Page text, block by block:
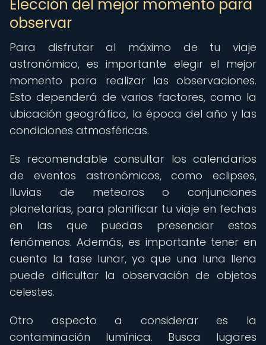
Elección del mejor momento para
observar
Para disfrutar al máximo de tu viaje
astronómico, es importante elegir el mejor
momento para realizar las observaciones.
Esto dependerá de varios factores, como la
ubicación geográfica, la época del año y las
condiciones atmosféricas.
Es recomendable consultar los calendarios
de eventos astronómicos, como eclipses,
lluvias de meteoros o conjunciones
planetarias, para planificar tu viaje en fechas
en las que puedas presenciar estos
fenómenos. Además, es importante tener en
cuenta la fase lunar, ya que una luna llena
puede dificultar la observación de objetos
celestes.
Otro aspecto a considerar es la
contaminación lumínica. Busca lugares